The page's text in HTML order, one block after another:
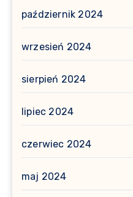
październik 2024
wrzesień 2024
sierpień 2024
lipiec 2024
czerwiec 2024
maj 2024